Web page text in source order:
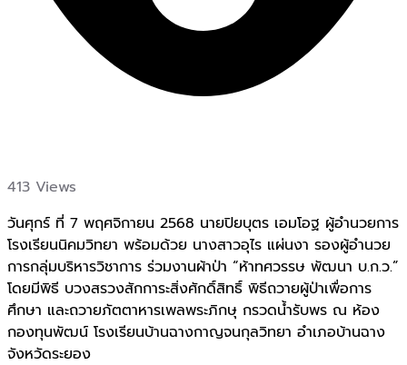
413 Views
วันศุกร์ ที่ 7 พฤศจิกายน 2568 นายปิยบุตร เอมโอฐ ผู้อำนวยการ
โรงเรียนนิคมวิทยา พร้อมด้วย นางสาวอุไร แผ่นงา รองผู้อำนวย
การกลุ่มบริหารวิชาการ ร่วมงานผ้าป่า “ห้าทศวรรษ พัฒนา บ.ก.ว.”
โดยมีพิธี บวงสรวงสักการะสิ่งศักดิ์สิทธิ์ พิธีถวายผู้ป่าเพื่อการ
ศึกษา และถวายภัตตาหารเพลพระภิกษุ กรวดน้ำรับพร ณ ห้อง
กองทุนพัฒน์ โรงเรียนบ้านฉางกาญจนกุลวิทยา อำเภอบ้านฉาง
จังหวัดระยอง